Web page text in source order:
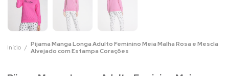
Início
Pijama Manga Longa Adulto Feminino Meia Malha Rosa e Mescla
Alvejado com Estampa Corações